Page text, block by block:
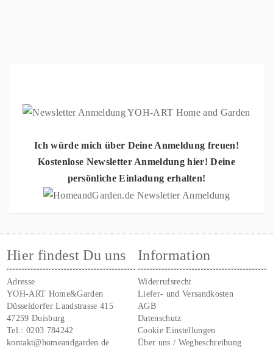
Ich würde mich über Deine Anmeldung freuen!
Kostenlose Newsletter Anmeldung hier! Deine
persönliche Einladung erhalten!
Hier findest Du uns
Adresse
YOH-ART Home&Garden
Düsseldorfer Landstrasse 415
47259 Duisburg
Tel.:0203 784242
kontakt@homeandgarden.de
Information
Widerrufsrecht
Liefer- und Versandkosten
AGB
Datenschutz
Cookie Einstellungen
Über uns / Wegbeschreibung